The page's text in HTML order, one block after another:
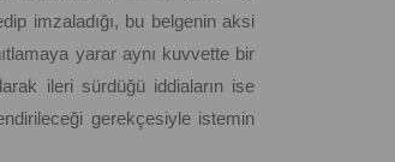
imzaladığı, bu belgenin aksi
yarar aynı kuvvette bir
ileri sürdüğü iddiaların ise
gerekçesiyle istemin